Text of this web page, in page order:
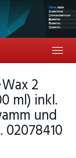
2
ml) inkl.
und